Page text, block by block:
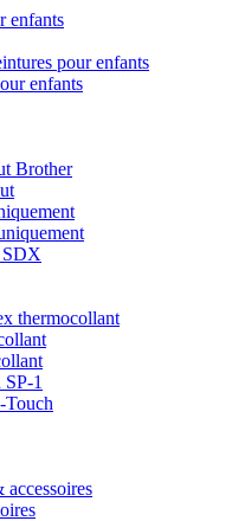
enfants
pour enfants
enfants
Brother
SDX
thermocollant
1
Touch